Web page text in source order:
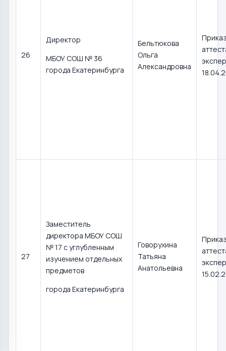
26
Директор
МБОУ СОШ № 36
города Екатеринбурга
Бельтюкова
Ольга
Александровна
27
Заместитель
директора МБОУ СОШ
№ 17 с углубленным
изучением отдельных
предметов
города Екатеринбурга
Говорухина
Татьяна
Анатольевна